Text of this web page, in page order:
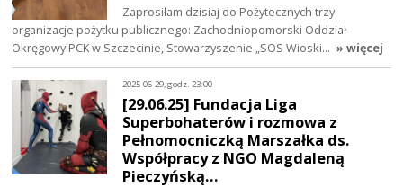
Zaprosiłam dzisiaj do Pożytecznych trzy
organizacje pożytku publicznego: Zachodniopomorski Oddział
Okręgowy PCK w Szczecinie, Stowarzyszenie „SOS Wioski… » więcej
2025-06-29, godz. 23:00
[29.06.25] Fundacja Liga
Superbohaterów i rozmowa z
Pełnomocniczką Marszałka ds.
Współpracy z NGO Magdaleną
Pieczyńską…